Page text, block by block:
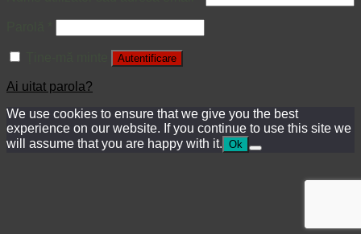
Autentificare
Ai uitat parola?
We use cookies to ensure that we give you the best
experience on our website. If you continue to use this site we
will assume that you are happy with it. Ok